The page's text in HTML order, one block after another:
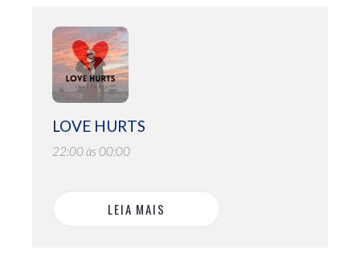
LOVE HURTS
22:00 às 00:00
LEIA MAIS